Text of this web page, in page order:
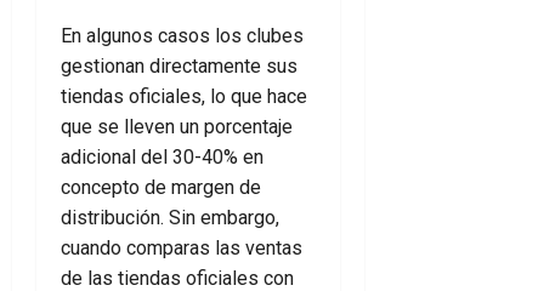
En algunos casos los clubes
gestionan directamente sus
tiendas oficiales, lo que hace
que se lleven un porcentaje
adicional del 30-40% en
concepto de margen de
distribución. Sin embargo,
cuando comparas las ventas
de las tiendas oficiales con